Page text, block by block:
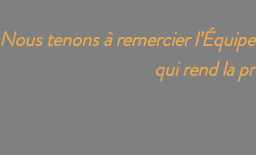
Nous tenons à remercier
qui rend la